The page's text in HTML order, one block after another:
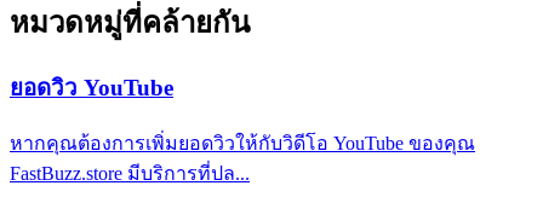
หมวดหมู่ที่คล้ายกัน
ยอดวิว YouTube
หากคุณต้องการเพิ่มยอดวิวให้กับวิดีโอ YouTube ของคุณ
FastBuzz.store มีบริการที่ปล...